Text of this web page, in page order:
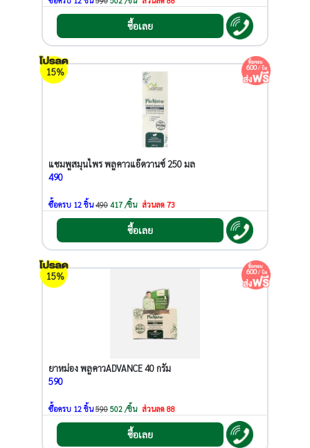
ซื้อเลย
15% 600/ บิล
แชมพูสมุนไพร พลูคาวแอ๊ดวานซ์ 250 มล
490
ซื้อครบ 12 ชิ้น490 417 /ชิ้น ส่วนลด 73
ซื้อเลย
15% 600/ บิล
ยาหม่อง พลูคาวADVANCE 40 กรัม
590
ซื้อครบ 12 ชิ้น590 502 /ชิ้น ส่วนลด 88
ซื้อเลย